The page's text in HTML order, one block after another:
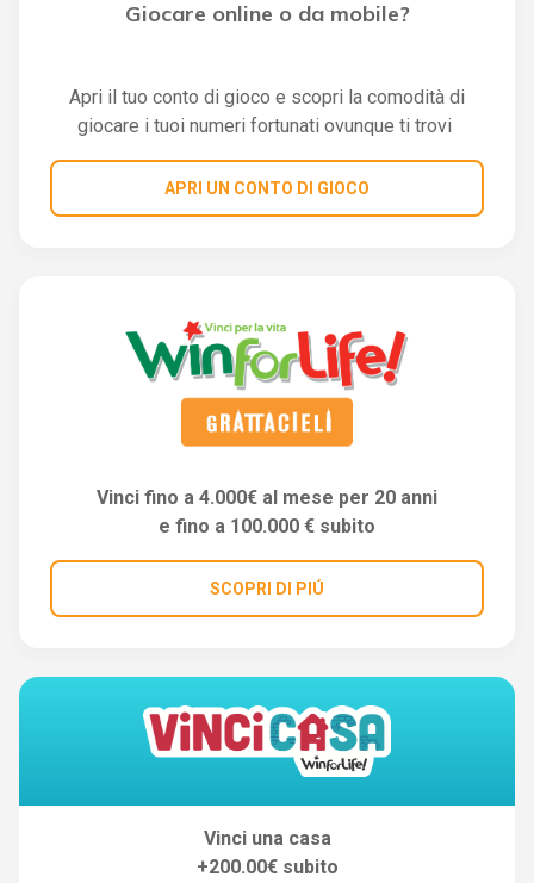
Giocare online o da mobile?
Apri il tuo conto di gioco e scopri la comodità di
giocare i tuoi numeri fortunati ovunque ti trovi
APRI UN CONTO DI GIOCO
Vinci fino a 4.000€ al mese per 20 anni
e fino a 100.000 € subito
SCOPRI DI PIÚ
Vinci una casa
+200.00€ subito